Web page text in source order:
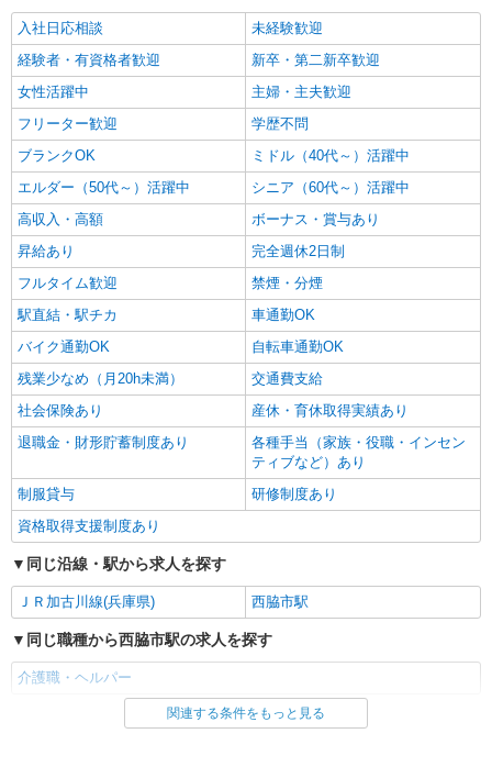
兵庫県西脇市
キープ 詳細を見る
入社日応相談
未経験歓迎
経験者・有資格者歓迎
新卒・第二新卒歓迎
女性活躍中
主婦・主夫歓迎
フリーター歓迎
学歴不問
ブランクOK
ミドル（40代～）活躍中
エルダー（50代～）活躍中
シニア（60代～）活躍中
高収入・高額
ボーナス・賞与あり
昇給あり
完全週休2日制
フルタイム歓迎
禁煙・分煙
駅直結・駅チカ
車通勤OK
バイク通勤OK
自転車通勤OK
残業少なめ（月20h未満）
交通費支給
社会保険あり
産休・育休取得実績あり
退職金・財形貯蓄制度あり
各種手当（家族・役職・インセン
ティブなど）あり
制服貸与
研修制度あり
資格取得支援制度あり
同じ沿線・駅から求人を探す
ＪＲ加古川線(兵庫県) 西脇市駅
同じ職種から西脇市駅の求人を探す
介護職・ヘルパー
同じ雇用形態から西脇市駅の求人を探す
関連する条件をもっと見る